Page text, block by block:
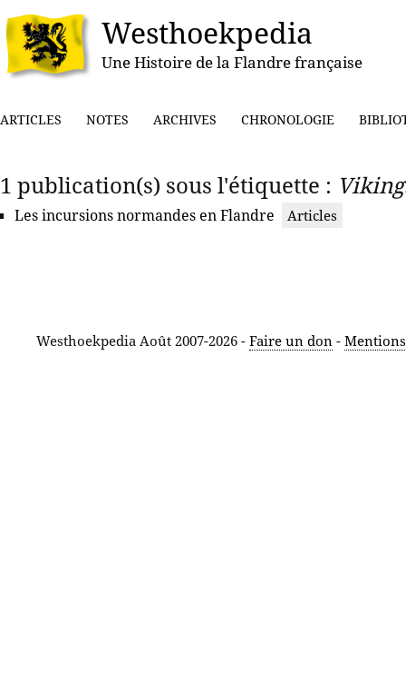
Westhoekpedia
Une Histoire de la Flandre française
ARTICLES NOTES ARCHIVES CHRONOLOGIE
1 publication(s) sous l'étiquette :
Les incursions normandes en Flandre Articles
Westhoekpedia Août 2007-2026 - Faire un don-